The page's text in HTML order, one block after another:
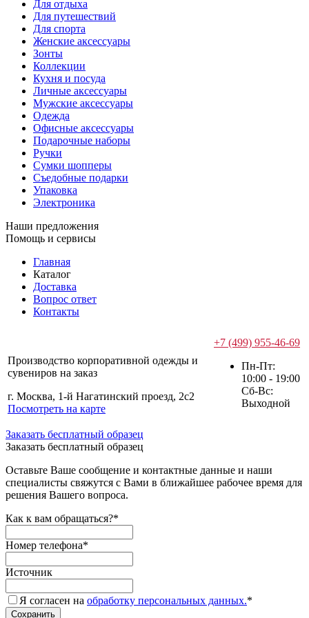
Для отдыха
Для путешествий
Для спорта
Женские аксессуары
Зонты
Коллекции
Кухня и посуда
Личные аксессуары
Мужские аксессуары
Одежда
Офисные аксессуары
Подарочные наборы
Ручки
Сумки шопперы
Съедобные подарки
Упаковка
Электроника
Наши предложения
Помощь и сервисы
Главная
Каталог
Доставка
Вопрос ответ
Контакты
Производство корпоративной одежды и
сувениров на заказ
г. Москва, 1-й Нагатинский проезд, 2с2
Посмотреть на карте
+7 (499) 955-46-69
Пн-Пт:
10:00 - 19:00
Сб-Вс:
Выходной
Заказать бесплатный образец
Заказать бесплатный образец
Оставьте Ваше сообщение и контактные данные и наши
специалисты свяжутся с Вами в ближайшее рабочее время для
решения Вашего вопроса.
Как к вам обращаться?*
Номер телефона*
Источник
Я согласен на обработку персональных данных.*